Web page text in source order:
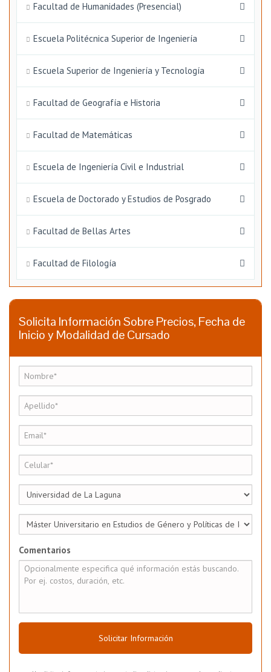
Facultad de Humanidades (Presencial)
Escuela Politécnica Superior de Ingeniería
Escuela Superior de Ingeniería y Tecnología
Facultad de Geografía e Historia
Facultad de Matemáticas
Escuela de Ingeniería Civil e Industrial
Escuela de Doctorado y Estudios de Posgrado
Facultad de Bellas Artes
Facultad de Filología
Solicita Información Sobre Precios, Fecha de
Inicio y Modalidad de Cursado
Comentarios
Solicitar Información